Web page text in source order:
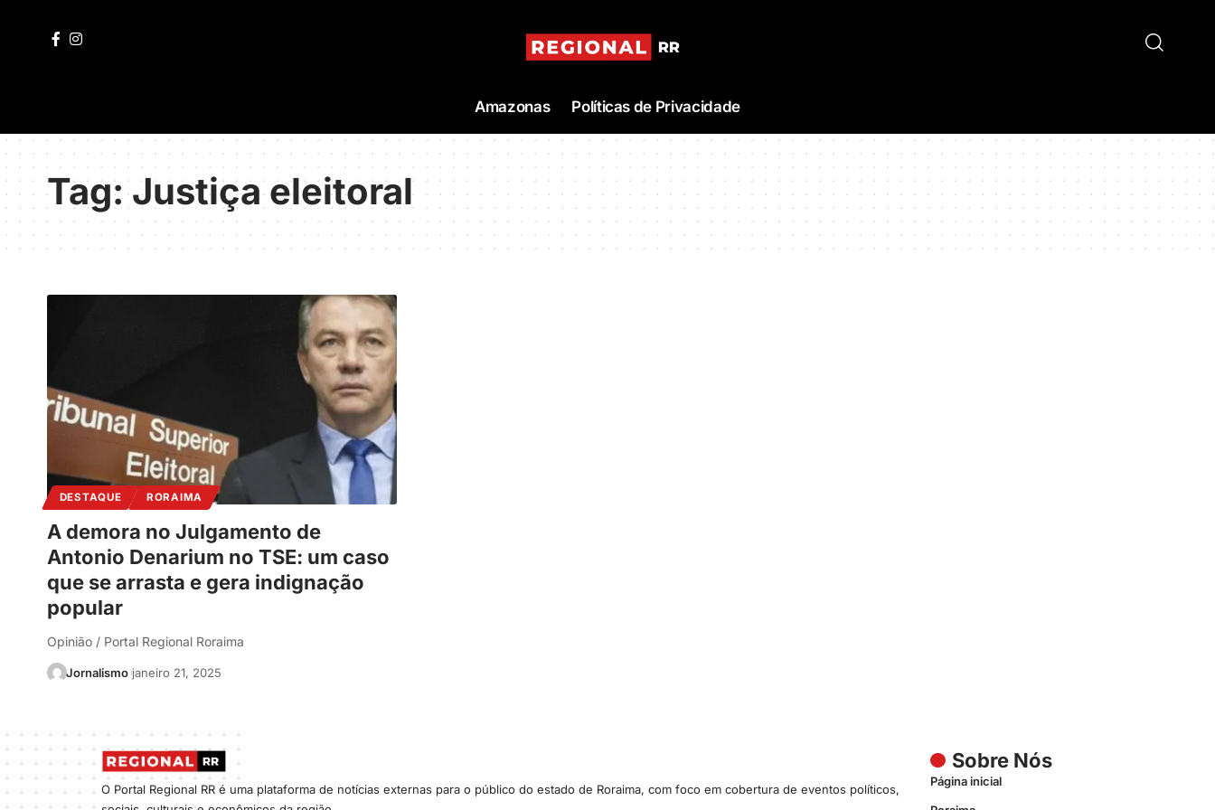
Amazonas Políticas de Privacidade
Tag:Justiça eleitoral
DESTAQUE RORAIMA
A demora no Julgamento de
Antonio Denarium no TSE: um caso
que se arrasta e gera indignação
popular
Opinião / Portal Regional Roraima
Jornalismo janeiro 21, 2025
O Portal Regional RR é uma plataforma de notícias externas para o público do estado de Roraima, com foco em cobertura de eventos políticos,
Sobre Nós
Página inicial